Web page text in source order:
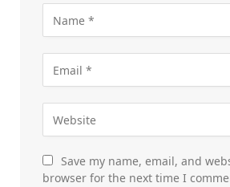
Save my name, email, and
browser for the next time I